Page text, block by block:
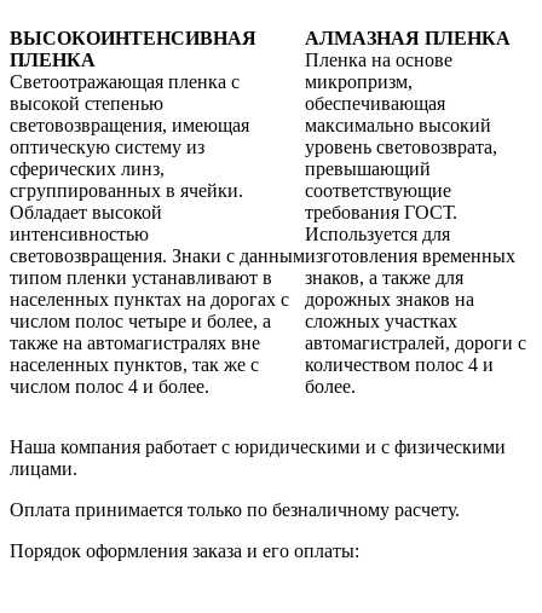
ВЫСОКОИНТЕНСИВНАЯ
ПЛЕНКА
Светоотражающая пленка с
высокой степенью
световозвращения, имеющая
оптическую систему из
сферических линз,
сгруппированных в ячейки.
Обладает высокой
интенсивностью
световозвращения. Знаки с данным
типом пленки устанавливают в
населенных пунктах на дорогах с
числом полос четыре и более, а
также на автомагистралях вне
населенных пунктов, так же с
числом полос 4 и более.
АЛМАЗНАЯ ПЛЕНКА
Пленка на основе
микропризм,
обеспечивающая
максимально высокий
уровень световозврата,
превышающий
соответствующие
требования ГОСТ.
Используется для
изготовления временных
знаков, а также для
дорожных знаков на
сложных участках
автомагистралей, дороги с
количеством полос 4 и
более.
Наша компания работает с юридическими и с физическими
лицами.
Оплата принимается только по безналичному расчету.
Порядок оформления заказа и его оплаты: